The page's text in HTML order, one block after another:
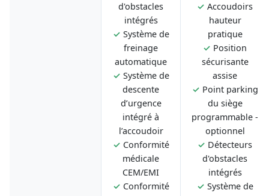
d'obstacles
intégrés
✓ Système de
freinage
automatique
✓ Système de
descente
d’urgence
intégré à
l’accoudoir
✓ Conformité
médicale
CEM/EMI
✓ Conformité
✓ Accoudoirs
hauteur
pratique
✓ Position
sécurisante
assise
✓ Point parking
du siège
programmable -
optionnel
✓ Détecteurs
d'obstacles
intégrés
✓ Système de